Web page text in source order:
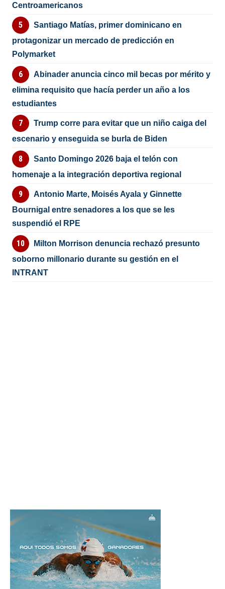
Centroamericanos
Santiago Matías, primer dominicano en
protagonizar un mercado de predicción en
Polymarket
Abinader anuncia cinco mil becas por mérito y
elimina requisito que hacía perder un año a los
estudiantes
Trump corre para evitar que un niño caiga del
escenario y enseguida se burla de Biden
Santo Domingo 2026 baja el telón con
homenaje a la integración deportiva regional
Antonio Marte, Moisés Ayala y Ginnette
Bournigal entre senadores a los que se les
suspendió el RPE
Milton Morrison denuncia rechazó presunto
soborno millonario durante su gestión en el
INTRANT